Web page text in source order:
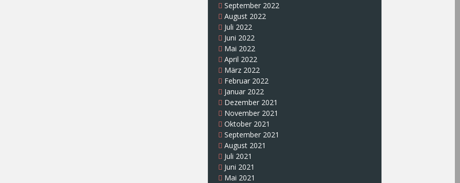
September 2022
August 2022
Juli 2022
Juni 2022
Mai 2022
April 2022
März 2022
Februar 2022
Januar 2022
Dezember 2021
November 2021
Oktober 2021
September 2021
August 2021
Juli 2021
Juni 2021
Mai 2021